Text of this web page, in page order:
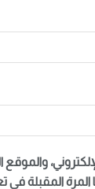
والموقع
المقبلة في